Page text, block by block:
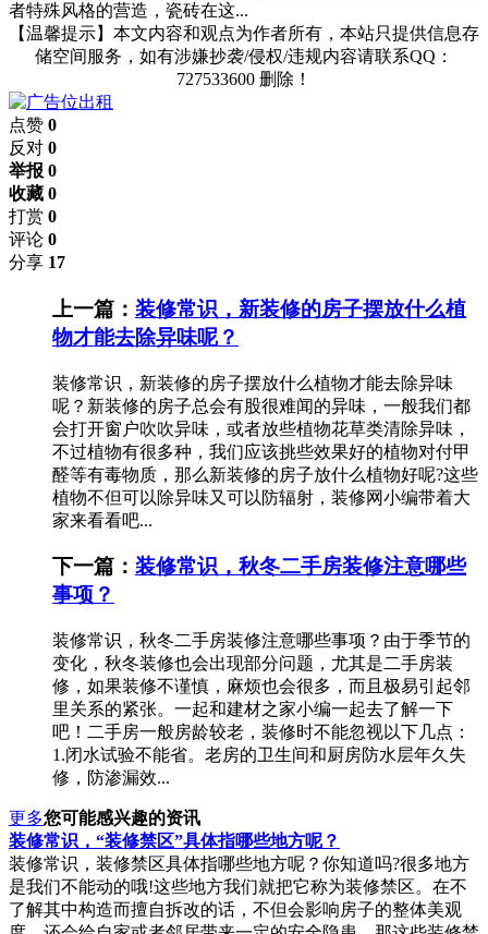
者特殊风格的营造，瓷砖在这...
【温馨提示】本文内容和观点为作者所有，本站只提供信息存
储空间服务，如有涉嫌抄袭/侵权/违规内容请联系QQ：
727533600 删除！
点赞 0
反对 0
举报 0
收藏 0
打赏 0
评论 0
分享 17
上一篇： 装修常识，新装修的房子摆放什么植
物才能去除异味呢？
装修常识，新装修的房子摆放什么植物才能去除异味
呢？新装修的房子总会有股很难闻的异味，一般我们都
会打开窗户吹吹异味，或者放些植物花草类清除异味，
不过植物有很多种，我们应该挑些效果好的植物对付甲
醛等有毒物质，那么新装修的房子放什么植物好呢?这些
植物不但可以除异味又可以防辐射，装修网小编带着大
家来看看吧...
下一篇： 装修常识，秋冬二手房装修注意哪些
事项？
装修常识，秋冬二手房装修注意哪些事项？由于季节的
变化，秋冬装修也会出现部分问题，尤其是二手房装
修，如果装修不谨慎，麻烦也会很多，而且极易引起邻
里关系的紧张。一起和建材之家小编一起去了解一下
吧！二手房一般房龄较老，装修时不能忽视以下几点：
1.闭水试验不能省。老房的卫生间和厨房防水层年久失
修，防渗漏效...
更多您可能感兴趣的资讯
装修常识，“装修禁区”具体指哪些地方呢？
装修常识，装修禁区具体指哪些地方呢？你知道吗?很多地方
是我们不能动的哦!这些地方我们就把它称为装修禁区。在不
了解其中构造而擅自拆改的话，不但会影响房子的整体美观